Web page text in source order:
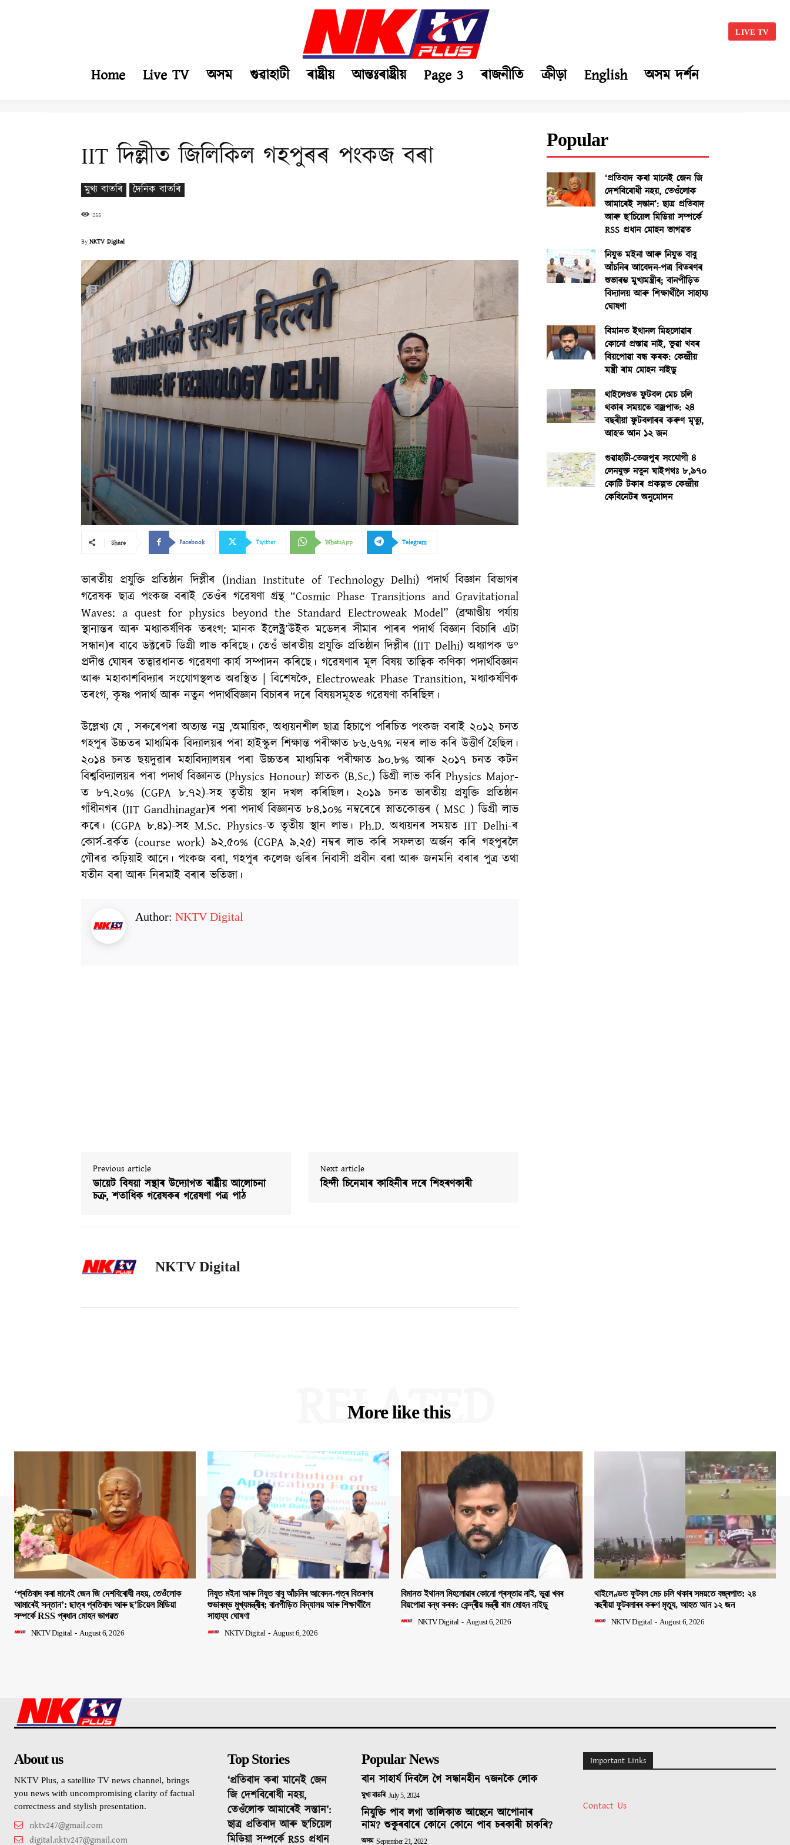
LIVE TV
Home Live TV অসম গুৱাহাটী ৰাষ্ট্ৰীয় আন্তঃৰাষ্ট্ৰীয় Page 3 ৰাজনীতি ক্ৰীড়া English অসম দৰ্শন
IIT দিল্লীত জিলিকিল গহপুৰৰ‌ পংকজ বৰা
মুখ্য বাতৰি দৈনিক বাতৰি
255
ByNKTV Digital
Share Facebook Twitter WhatsApp Telegram
ভাৰতীয় প্ৰযুক্তি প্ৰতিষ্ঠান দিল্লীৰ (Indian Institute of Technology Delhi) পদাৰ্থ বিজ্ঞান বিভাগৰ
গৱেষক ছাত্ৰ‌ পংকজ বৰাই তেওঁৰ গৱেষণা গ্ৰন্থ “Cosmic Phase Transitions and Gravitational
Waves: a quest for physics beyond the Standard Electroweak Model” (ব্ৰহ্মাণ্ডীয় পৰ্যায়
স্থানান্তৰ আৰু মধ্যাকৰ্ষণিক তৰংগ: মানক ইলেক্ট্ৰ’উইক মডেলৰ সীমাৰ পাৰৰ পদাৰ্থ বিজ্ঞান বিচাৰি এটা
সন্ধান)ৰ বাবে ডক্টৰেট ডিগ্ৰী লাভ কৰিছে।‌ তেওঁ ভাৰতীয় প্ৰযুক্তি প্ৰতিষ্ঠান দিল্লীৰ (IIT Delhi) অধ্যাপক ড°
প্রদীপ্ত ঘোষৰ তত্বাৱধানত গৱেষণা কাৰ্য সম্পাদন কৰিছে। গৱেষণাৰ মূল বিষয় তাত্বিক কণিকা পদাৰ্থবিজ্ঞান
আৰু মহাকাশবিদ্যাৰ সংযোগস্থলত অৱস্থিত | বিশেষকৈ, Electroweak Phase Transition, মধ্যাকৰ্ষণিক
তৰংগ, কৃষ্ণ পদাৰ্থ আৰু নতুন পদাৰ্থবিজ্ঞান বিচাৰৰ দৰে বিষয়সমূহত গৱেষণা কৰিছিল।
উল্লেখ্য যে , সৰুৰেপৰা অত্যন্ত নম্ৰ ,অমায়িক, অধ্যয়নশীল ছাত্ৰ হিচাপে পৰিচিত পংকজ বৰাই ২০১২ চনত
গহপুৰ উচ্চতৰ মাধ্যমিক বিদ্যালয়ৰ পৰা হাইস্কুল শিক্ষান্ত পৰীক্ষাত ৮৬.৬৭% নম্বৰ‌‌ লাভ ‌কৰি উত্তীৰ্ণ হৈছিল।‌
২০১৪ চনত ছয়দুৱাৰ মহাবিদ্যালয়ৰ পৰা উচ্চতৰ মাধ্যমিক পৰীক্ষাত ৯০.৮% ‌আৰু‌ ২০১৭ চনত কটন
বিশ্ববিদ্যালয়ৰ পৰা পদাৰ্থ বিজ্ঞানত (Physics Honour) স্নাতক (B.Sc.) ডিগ্ৰী লাভ কৰি Physics Major-
ত ৮৭.২০% (CGPA ৮.৭২)-সহ তৃতীয় স্থান‌ দখল কৰিছিল।‌‌ ২০১৯ চনত ভাৰতীয় প্ৰযুক্তি প্ৰতিষ্ঠান
গাঁধীনগৰ (IIT Gandhinagar)ৰ পৰা পদাৰ্থ বিজ্ঞানত‌ ৮৪.১০% নম্বৰেৰে স্নাতকোত্তৰ ( MSC ) ডিগ্ৰী লাভ
কৰে। (CGPA ৮.৪১)-সহ M.Sc. Physics-ত তৃতীয় স্থান লাভ।‌‌ Ph.D. অধ্যয়নৰ সময়ত IIT Delhi-ৰ
কোর্স-ৱৰ্কত (course work) ৯২.৫০% (CGPA ৯.২৫) নম্বৰ‌ লাভ কৰি সফলতা অৰ্জন কৰি গহপুৰলৈ
গৌৰৱ কঢ়িয়াই আনে। পংকজ বৰা, গহপুৰ কলেজ গুৰিৰ নিবাসী প্ৰবীন বৰা আৰু জনমনি বৰাৰ পুত্ৰ তথা
যতীন বৰা আৰু নিৰমাই বৰাৰ ভতিজা।
Author: NKTV Digital
Previous article
ডায়েট বিষয়া সন্থাৰ উদ্যোগত ৰাষ্ট্ৰীয় আলোচনা
চক্ৰ, শতাধিক গৱেষকৰ গৱেষণা পত্ৰ পাঠ
Next article
হিন্দী চিনেমাৰ কাহিনীৰ দৰে শিহৰণকাৰী
NKTV Digital
Popular
‘প্ৰতিবাদ কৰা মানেই জেন জি
দেশবিৰোধী নহয়, তেওঁলোক
আমাৰেই সন্তান’: ছাত্ৰ প্ৰতিবাদ
আৰু ছ’চিয়েল মিডিয়া সম্পৰ্কে
RSS প্ৰধান মোহন ভাগৱত
নিযুত মইনা আৰু নিযুত বাবু
আঁচনিৰ আবেদন-পত্ৰ বিতৰণৰ
শুভাৰম্ভ মুখ্যমন্ত্ৰীৰ; বানপীড়িত
বিদ্যালয় আৰু শিক্ষাৰ্থীলৈ সাহায্য
ঘোষণা
বিমানত ইথানল মিহলোৱাৰ
কোনো প্ৰস্তাৱ নাই, ভুৱা খবৰ
বিয়পোৱা বন্ধ কৰক: কেন্দ্ৰীয়
মন্ত্ৰী ৰাম মোহন নাইডু
থাইলেণ্ডত ফুটবল মেচ চলি
থকাৰ সময়তে বজ্ৰপাত: ২৪
বছৰীয়া ফুটবলাৰৰ কৰুণ মৃত্যু,
আহত আন ১২ জন
গুৱাহাটী-তেজপুৰ সংযোগী ৪
লেনযুক্ত নতুন ঘাইপথঃ ৮,৯৭০
কোটি টকাৰ প্ৰকল্পত কেন্দ্ৰীয়
কেবিনেটৰ অনুমোদন
More like this
RELATED
‘প্ৰতিবাদ কৰা মানেই জেন জি দেশবিৰোধী নহয়, তেওঁলোক
আমাৰেই সন্তান’: ছাত্ৰ প্ৰতিবাদ আৰু ছ’চিয়েল মিডিয়া
সম্পৰ্কে RSS প্ৰধান মোহন ভাগৱত
NKTV Digital - August 6, 2026
নিযুত মইনা আৰু নিযুত বাবু আঁচনিৰ আবেদন-পত্ৰ বিতৰণৰ
শুভাৰম্ভ মুখ্যমন্ত্ৰীৰ; বানপীড়িত বিদ্যালয় আৰু শিক্ষাৰ্থীলৈ
সাহায্য ঘোষণা
NKTV Digital - August 6, 2026
বিমানত ইথানল মিহলোৱাৰ কোনো প্ৰস্তাৱ নাই, ভুৱা খবৰ
বিয়পোৱা বন্ধ কৰক: কেন্দ্ৰীয় মন্ত্ৰী ৰাম মোহন নাইডু
NKTV Digital - August 6, 2026
থাইলেণ্ডত ফুটবল মেচ চলি থকাৰ সময়তে বজ্ৰপাত: ২৪
বছৰীয়া ফুটবলাৰৰ কৰুণ মৃত্যু, আহত আন ১২ জন
NKTV Digital - August 6, 2026
About us
NKTV Plus, a satellite TV news channel, brings
you news with uncompromising clarity of factual
correctness and stylish presentation.
nktv247@gmail.com
digital.nktv247@gmail.com
Top Stories
‘প্ৰতিবাদ কৰা মানেই জেন
জি দেশবিৰোধী নহয়,
তেওঁলোক আমাৰেই সন্তান’:
ছাত্ৰ প্ৰতিবাদ আৰু ছ’চিয়েল
মিডিয়া সম্পৰ্কে RSS প্ৰধান
Popular News
বান সাহাৰ্য দিবলৈ গৈ সন্ধানহীন ৭জনকৈ লোক
মুখ্য বাতৰি July 5, 2024
নিযুক্তি পাব লগা তালিকাত আছেনে আপোনাৰ
নাম? শুকুৰবাৰে কোনে কোনে পাব চৰকাৰী চাকৰি?
অসম September 21, 2022
Important Links
Contact Us